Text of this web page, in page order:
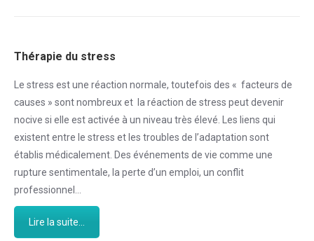
Thérapie du stress
Le stress est une réaction normale, toutefois des « facteurs de
causes » sont nombreux et la réaction de stress peut devenir
nocive si elle est activée à un niveau très élevé. Les liens qui
existent entre le stress et les troubles de l’adaptation sont
établis médicalement. Des événements de vie comme une
rupture sentimentale, la perte d’un emploi, un conflit
professionnel…
Lire la suite...